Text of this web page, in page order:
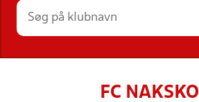
HOLD
FC